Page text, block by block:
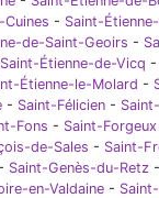
Cuines - Saint-
de-Saint-Geoirs -
Saint-Étienne-de-Vicq -
Étienne-le-Molard -
- Saint-Félicien -
Fons - Saint-Forgeux
de-Sales - Saint-
- Saint-Genès-du-Retz -
en-Valdaine -